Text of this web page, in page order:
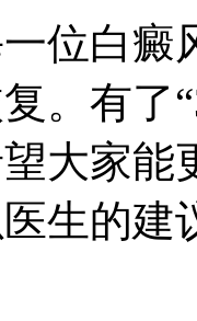
位白癜
。有了
大家能
生的建